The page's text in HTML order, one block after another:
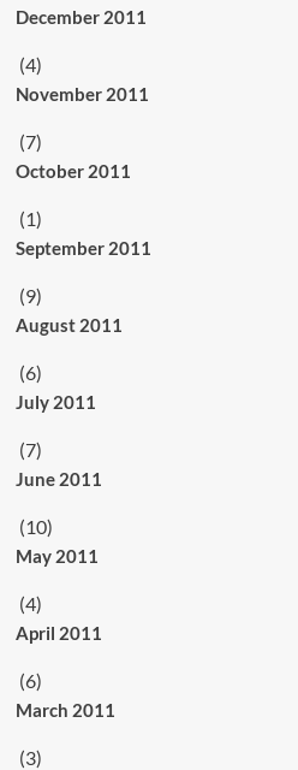
December 2011
(4)
November 2011
(7)
October 2011
(1)
September 2011
(9)
August 2011
(6)
July 2011
(7)
June 2011
(10)
May 2011
(4)
April 2011
(6)
March 2011
(3)